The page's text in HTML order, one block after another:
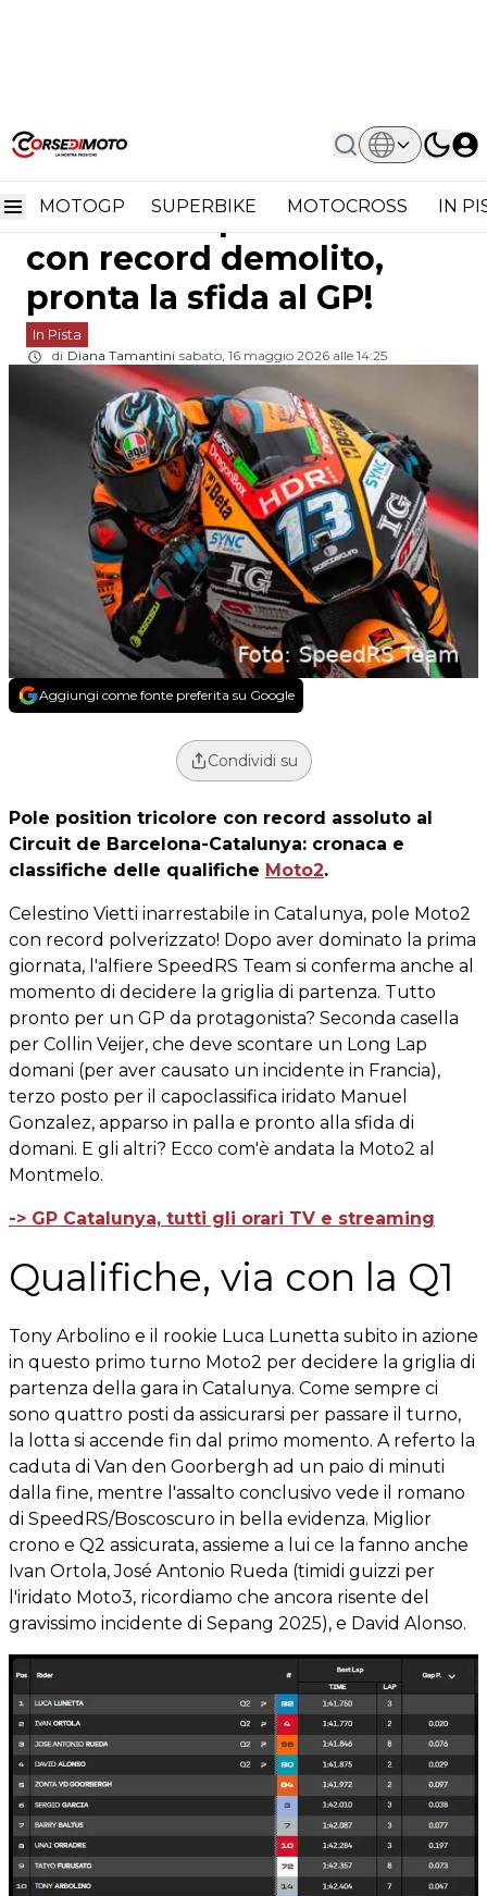
MOTOGP SUPERBIKE MOTOCROSS IN
Home In Pista
Vietti Incontenibile A Montmeló: Pole
Vietti incontenibile a
Montmeló: pole Moto2
con record demolito,
pronta la sfida al GP!
In Pista
di Diana Tamantini sabato, 16 maggio 2026 alle 14:25
Aggiungi come fonte preferita su Google
Condividi su
Pole position tricolore con record assoluto al
Circuit de Barcelona-Catalunya: cronaca e
classifiche delle qualifiche Moto2.
Celestino Vietti inarrestabile in Catalunya, pole Moto2
con record polverizzato! Dopo aver dominato la prima
giornata, l'alfiere SpeedRS Team si conferma anche al
momento di decidere la griglia di partenza. Tutto
pronto per un GP da protagonista? Seconda casella
per Collin Veijer, che deve scontare un Long Lap
domani (per aver causato un incidente in Francia),
terzo posto per il capoclassifica iridato Manuel
Gonzalez, apparso in palla e pronto alla sfida di
domani. E gli altri? Ecco com'è andata la Moto2 al
Montmelo.
-> GP Catalunya, tutti gli orari TV e streaming
Qualifiche, via con la Q1
Tony Arbolino e il rookie Luca Lunetta subito in azione
in questo primo turno Moto2 per decidere la griglia di
partenza della gara in Catalunya. Come sempre ci
sono quattro posti da assicurarsi per passare il turno,
la lotta si accende fin dal primo momento. A referto la
caduta di Van den Goorbergh ad un paio di minuti
dalla fine, mentre l'assalto conclusivo vede il romano
di SpeedRS/Boscoscuro in bella evidenza. Miglior
crono e Q2 assicurata, assieme a lui ce la fanno anche
Ivan Ortola, José Antonio Rueda (timidi guizzi per
l'iridato Moto3, ricordiamo che ancora risente del
gravissimo incidente di Sepang 2025), e David Alonso.